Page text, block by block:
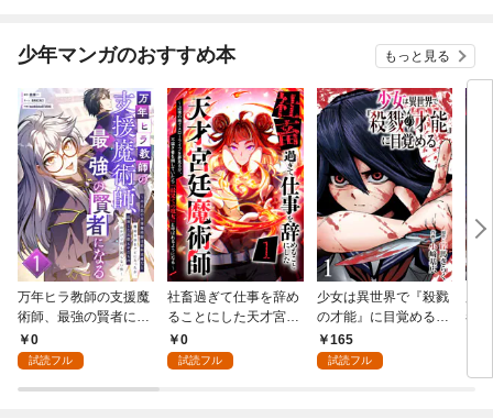
少年マンガのおすすめ本 もっと見る
万年ヒラ教師の支援魔
術師、最強の賢者にな
る～不人気の支援魔術
師は給料泥棒だと魔術
が、出世した元教え子
0
試読フル
社畜過ぎて仕事を辞め
ることにした天才宮廷
魔術師～辺境の地でス
ローライフを夢見る
0
試読フル
少女は異世界で『殺戮
の才能』に目覚める
(話売り) #1
165
試読フル
者